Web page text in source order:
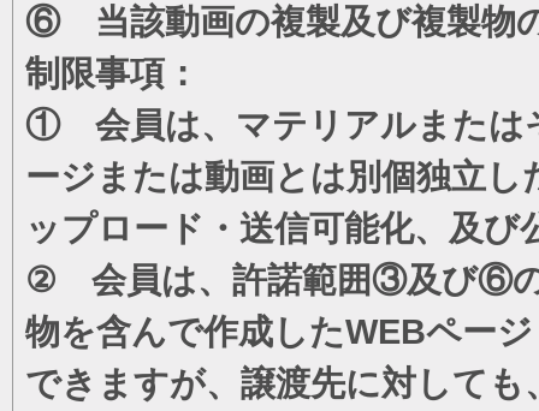
⑥ 当該動画の複製及び複製物
制限事項：
① 会員は、マテリアルまたは
ージまたは動画とは別個独立
ップロード・送信可能化、及
② 会員は、許諾範囲③及び⑥の
物を含んで作成したWEBペー
できますが、譲渡先に対して